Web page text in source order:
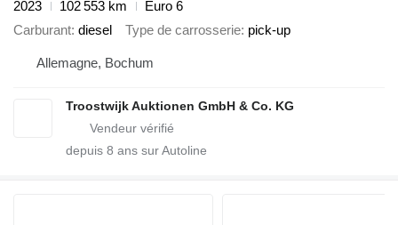
2023
102 553 km
Euro 6
Carburant diesel Type de carrosserie pick-up
Allemagne, Bochum
Troostwijk Auktionen GmbH & Co. KG
depuis 8 ans sur Autoline